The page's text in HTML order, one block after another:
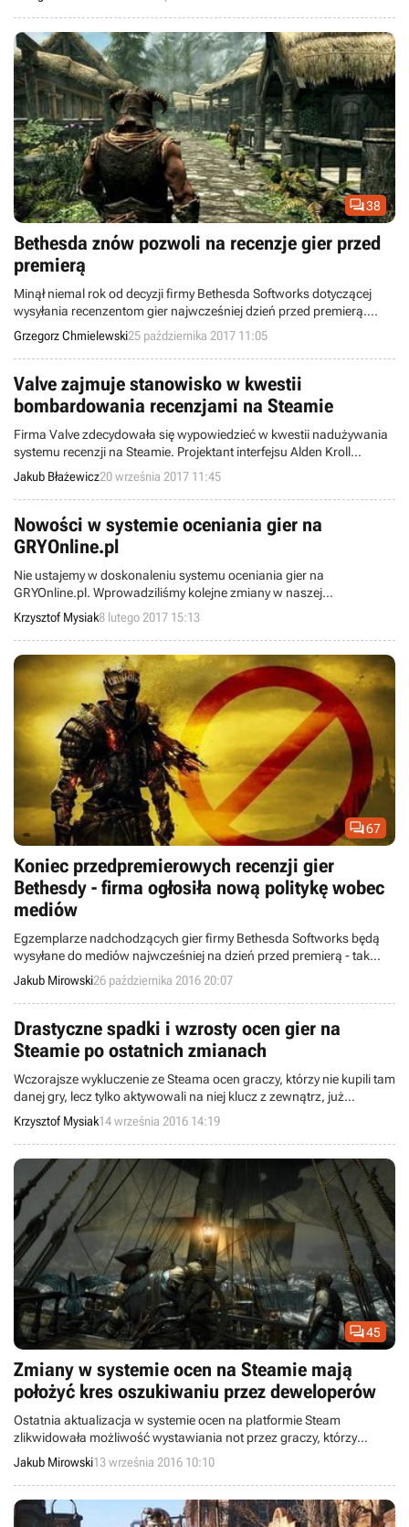
kontrowersyjnego systemu recenzji gier w swoim serwisie.
38
Bethesda znów pozwoli na recenzje gier przed
premierą
Minął niemal rok od decyzji firmy Bethesda Softworks dotyczącej
wysyłania recenzentom gier najwcześniej dzień przed premierą.
Wygląda na to, że amerykański wydawca w końcu zmienił zdanie.
Grzegorz Chmielewski25 października 2017 11:05
Valve zajmuje stanowisko w kwestii
bombardowania recenzjami na Steamie
Firma Valve zdecydowała się wypowiedzieć w kwestii nadużywania
systemu recenzji na Steamie. Projektant interfejsu Alden Kroll
poinformował o dodaniu wykresów pokazujących historię oceniania
gier, co pozwoli użytkownikom na samodzielne sprawdzenie
przyczyn nagłych spadków lub wzrostów średniej ocen.
Jakub Błażewicz20 września 2017 11:45
Nowości w systemie oceniania gier na
GRYOnline.pl
Nie ustajemy w doskonaleniu systemu oceniania gier na
GRYOnline.pl. Wprowadziliśmy kolejne zmiany w naszej
dziesięciostopniowej skali, a także oddaliśmy w Wasze ręce nowy
sposób wyrażania swoich opinii o różnych tytułach.
Krzysztof Mysiak8 lutego 2017 15:13
67
Koniec przedpremierowych recenzji gier
Bethesdy - firma ogłosiła nową politykę wobec
mediów
Egzemplarze nadchodzących gier firmy Bethesda Softworks będą
wysyłane do mediów najwcześniej na dzień przed premierą - tak
brzmi nowa polityka znanego wydawcy. Decyzja ta wywołała duże
poruszenie w branżowej prasie.
Jakub Mirowski26 października 2016 20:07
Drastyczne spadki i wzrosty ocen gier na
Steamie po ostatnich zmianach
Wczorajsze wykluczenie ze Steama ocen graczy, którzy nie kupili tam
danej gry, lecz tylko aktywowali na niej klucz z zewnątrz, już
przyniosło efekty. Serwis Steam Spy przygotował listę kilkuset
tytułów, których noty znacząco wzrosły lub spadły w wyniku tych
zmian (czasem nawet o kilkadziesiąt procent).
Krzysztof Mysiak14 września 2016 14:19
45
Zmiany w systemie ocen na Steamie mają
położyć kres oszukiwaniu przez deweloperów
Ostatnia aktualizacja w systemie ocen na platformie Steam
zlikwidowała możliwość wystawiania not przez graczy, którzy
aktywowali daną produkcję przy pomocy cyfrowego klucza. Nadal
mogą oni jednak publikować pisemne recenzje.
Jakub Mirowski13 września 2016 10:10